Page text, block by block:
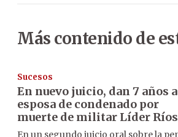
Más contenido de
Sucesos
En nuevo juicio, dan 7 años a
esposa de condenado por
muerte de militar Líder Ríos
En un segundo juicio oral sobre la